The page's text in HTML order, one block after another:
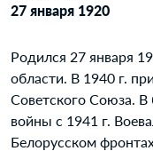
27 января 1920
Родился 27 января
области. В 1940 г.
Советского Союза. В
войны с 1941 г.
Белорусском